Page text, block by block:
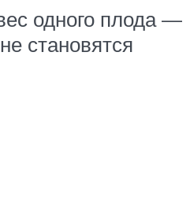
одного плода —
становятся